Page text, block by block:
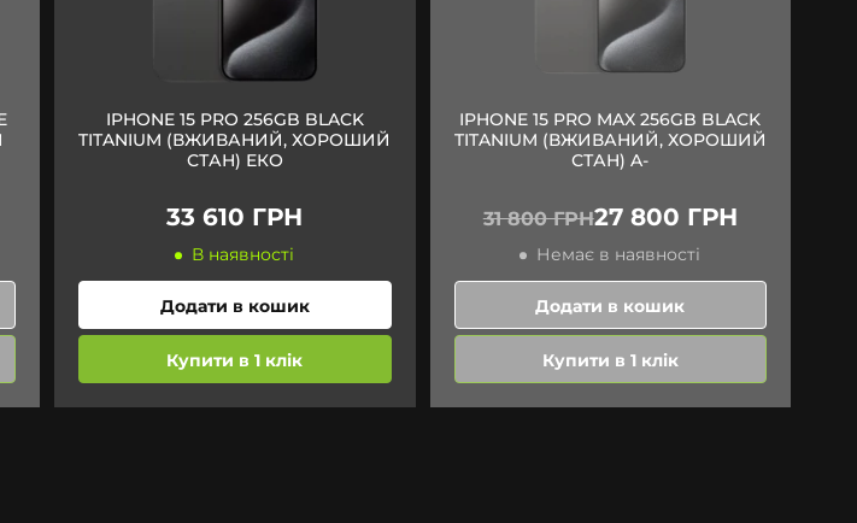
IPHONE 15 PRO 256GB BLACK
TITANIUM (ВЖИВАНИЙ, ХОРОШИЙ
СТАН) ЕКО
33 610 ГРН
В наявності
Додати в кошик
Купити в 1 клік
IPHONE 15 PRO MAX 256GB BLACK
TITANIUM (ВЖИВАНИЙ, ХОРОШИЙ
СТАН) A-
31 800 ГРН27 800 ГРН
Немає в наявності
Додати в кошик
Купити в 1 клік